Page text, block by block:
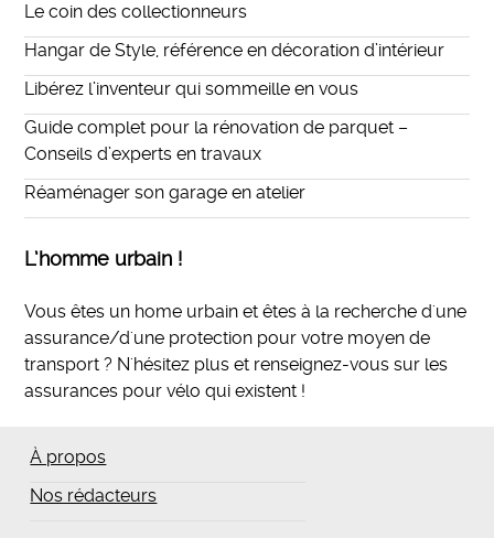
Le coin des collectionneurs
Hangar de Style, référence en décoration d’intérieur
Libérez l’inventeur qui sommeille en vous
Guide complet pour la rénovation de parquet –
Conseils d’experts en travaux
Réaménager son garage en atelier
L’homme urbain !
Vous êtes un home urbain et êtes à la recherche d'une
assurance/d'une protection pour votre moyen de
transport ? N'hésitez plus et renseignez-vous sur les
assurances pour vélo qui existent !
À propos
Nos rédacteurs